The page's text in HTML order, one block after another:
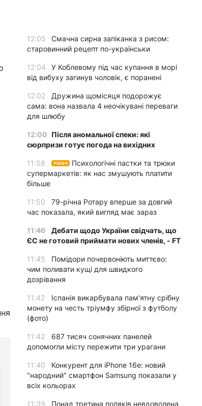
У ТЦК роз’яснили, хто
в яких випадках це
12:05
Смачна сирна запіканка з рисом:
старовинний рецепт по-українськи
12:04
У Коблевому під час купання в морі
від вибуху загинув чоловік, є поранені
12:02
Дружина щомісяця подорожує
сама: вона назвала 4 неочікувані переваги
для шлюбу
12:00 Після аномальної спеки: які
сюрпризи готує погода на вихідних
11:58 УНІАН
Психологічні пастки та трюки
супермаркетів: як нас змушують платити
більше
11:50
79-річна Ротару вперше за довгий
час показала, який вигляд має зараз
11:46
Дебати щодо України свідчать, що
ЄС не готовий приймати нових членів, - FT
11:45
Помідори почервоніють миттєво:
чим поливати кущі для швидкого
дозрівання
11:42
Іспанія викарбувала пам'ятну срібну
монету на честь тріумфу збірної з футболу
(фото)
11:42
687 тисяч сонячних панелей
допомогли місту пережити три урагани
11:40
Конкурент для iPhone 16e: новий
"народний" смартфон Samsung показали у
всіх кольорах
11:39 Понад третина поляків невдоволена